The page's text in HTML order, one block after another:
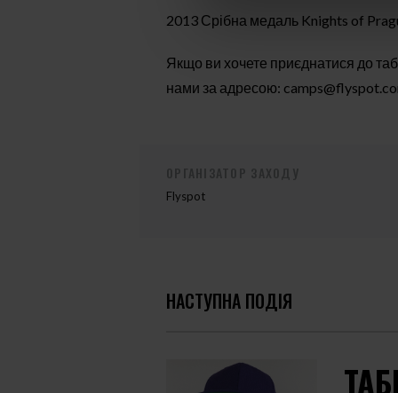
2013 Срібна медаль Knights of
Якщо ви хочете приєднатися до
нами за адресою:
Flyspot
НАСТУПНА ПОДІЯ